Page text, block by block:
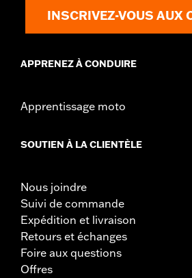
INSCRIVEZ-VOUS AUX
APPRENEZ À CONDUIRE
Apprentissage moto
SOUTIEN À LA CLIENTÈLE
Nous joindre
Suivi de commande
Expédition et livraison
Retours et échanges
Foire aux questions
Offres